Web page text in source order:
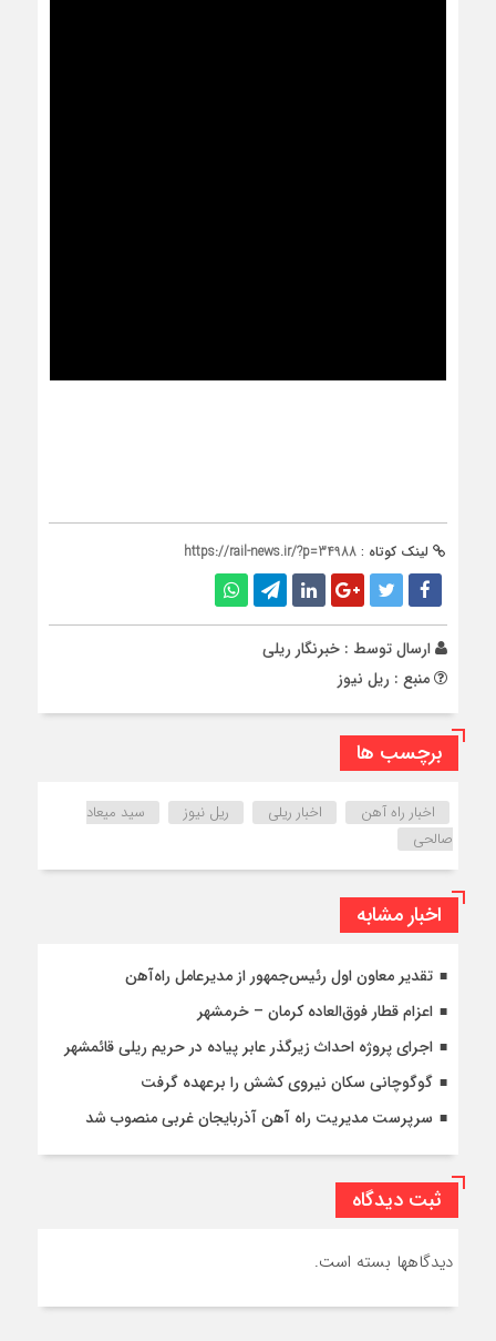
لینک کوتاه : https://rail-news.ir/?p=34988
ارسال توسط : خبرنگار ریلی
منبع : ریل نیوز
برچسب ها
اخبار راه آهن اخبار ریلی ریل نیوز
سید میعاد
صالحی
اخبار مشابه
تقدیر معاون اول رئیس‌جمهور از مدیرعامل راه‌آهن
اعزام قطار فوق‌العاده کرمان – خرمشهر
اجرای پروژه احداث زیرگذر عابر پیاده در حریم ریلی قائمشهر
گوگوچانی سکان نیروی کشش را برعهده گرفت
سرپرست مدیریت راه آهن آذربایجان غربی منصوب شد
ثبت دیدگاه
دیدگاهها بسته است.